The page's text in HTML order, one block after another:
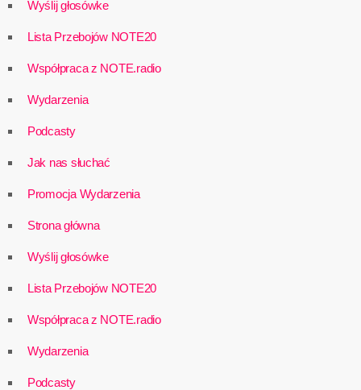
Wyślij głosówke
Lista Przebojów NOTE20
Współpraca z NOTE.radio
Wydarzenia
Podcasty
Jak nas słuchać
Promocja Wydarzenia
Strona główna
Wyślij głosówke
Lista Przebojów NOTE20
Współpraca z NOTE.radio
Wydarzenia
Podcasty